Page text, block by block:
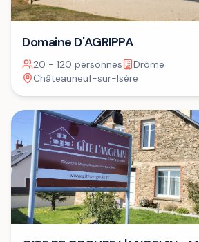
Domaine D'AGRIPPA
20 - 120 personnes
Drôme
Châteauneuf-sur-Isère